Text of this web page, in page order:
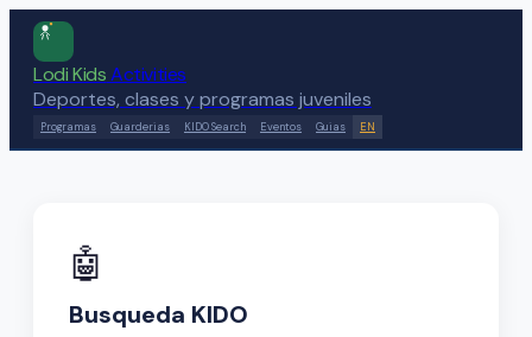
Lodi KidsActivities
Deportes, clases y programas juveniles
Programas Guarderias KIDO Search Eventos Guias EN
🤖
Busqueda KIDO